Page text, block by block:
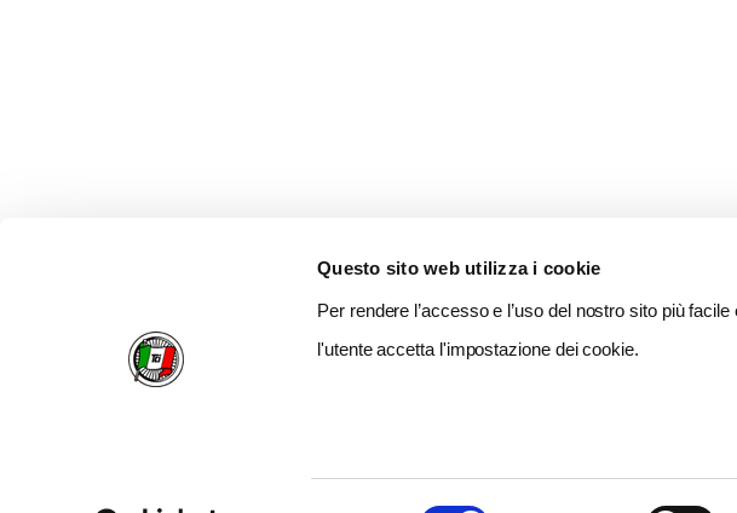
Questo sito web utilizza i cookie
Per rendere l’accesso e l’uso del nostro sito più
l'utente accetta l'impostazione dei cookie.